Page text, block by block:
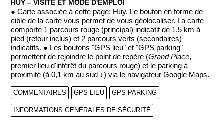
HUY ‒ VISITE ET MODE D'EMPLOI
● Carte associée à cette page: Huy. Le bouton en forme de
cible de la carte vous permet de vous géolocaliser. La carte
comporte 1 parcours rouge (principal) indicatif de 1,5 km à
pied (retour inclus) et 2 parcours verts (secondaires)
indicatifs. ● Les boutons "GPS lieu" et "GPS parking"
permettent de rejoindre le point de repère (Grand Place,
premier lieu d'intérêt du parcours rouge) et le parking à
proximité (à 0,1 km au sud ↓) via le navigateur Google Maps.
COMMENTAIRES GPS LIEU GPS PARKING
INFORMATIONS GÉNÉRALES DE SÉCURITÉ